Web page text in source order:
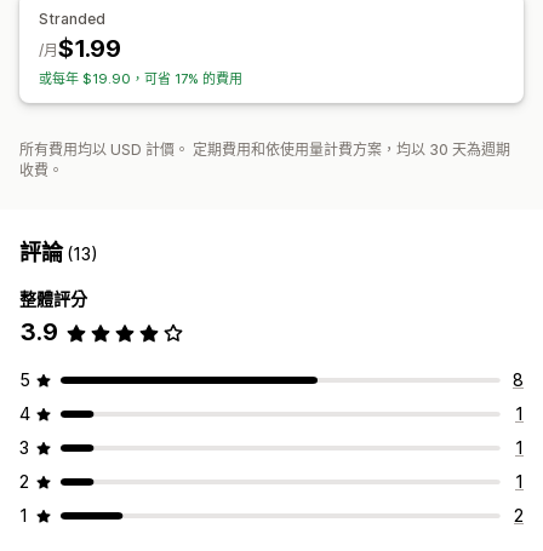
Stranded
$1.99
/月
或每年 $19.90，可省 17% 的費用
所有費用均以 USD 計價。 定期費用和依使用量計費方案，均以 30 天為週期
收費。
評論(13)
整體評分
3.9
5
8
4
1
3
1
2
1
1
2